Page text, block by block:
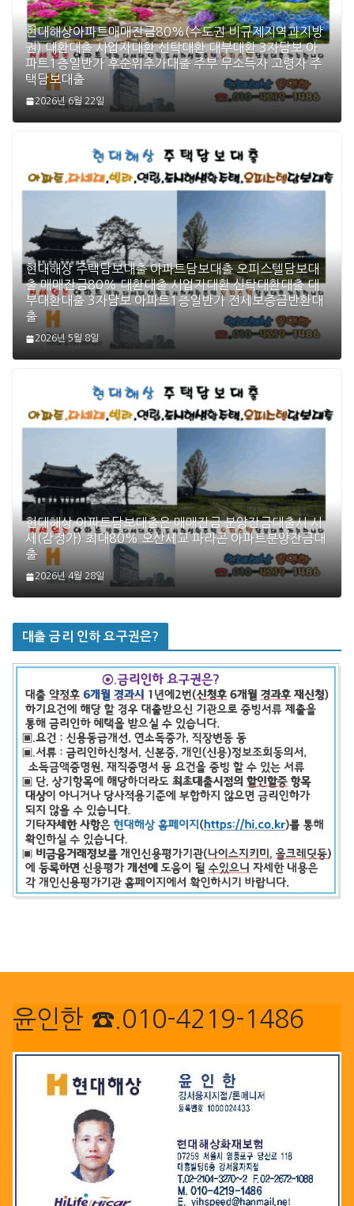
현대해상아파트매매잔금80%(수도권 비규제지역과지방
권) 대환대출 사업자대환 신탁대환 대부대환 3자담보 아
파트1층일반가 후순위추가대출 주부 무소득자 고령자 주
택담보대출
2026년 6월 22일
현대해상 주택담보대출 아파트담보대출 오피스텔담보대
출 매매잔금80% 대환대출 사업자대환 신탁대환대출 대
부대환대출 3자담보 아파트1층일반가 전세보증금반환대
출
2026년 5월 8일
현대해상 아파트담보대출은 매매잔금 분양잔금대출시 시
세(감정가) 최대80% 오산세교 파라곤 아파트분양잔금대
출
2026년 4월 28일
대출 금리 인하 요구권은?
윤인한 ☎.010-4219-1486